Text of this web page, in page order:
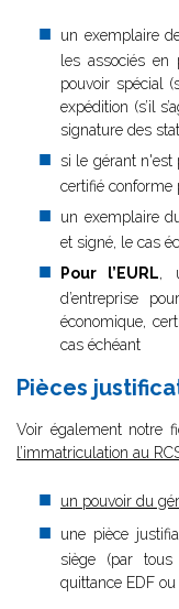
un exemplaire
les associés en
pouvoir spécial
expédition (s’il
signature des
si le gérant n'est
certifié conforme
un exemplaire
et signé, le cas
Pour l’EURL,
d’entreprise
économique,
cas échéant
Pièces
Voir également notre
l’immatriculation au
un pouvoir du
une pièce
siège (par
quittance EDF ou